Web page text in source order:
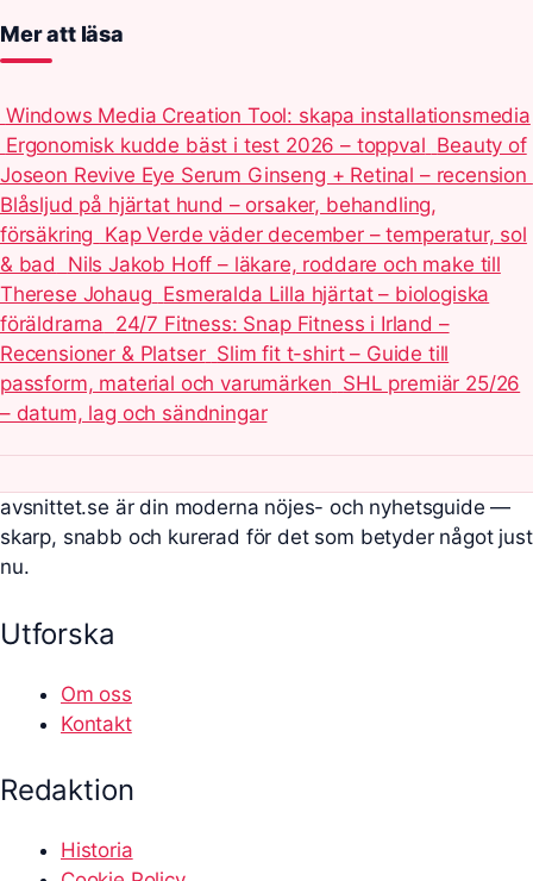
Mer att läsa
Windows Media Creation Tool: skapa installationsmedia
Ergonomisk kudde bäst i test 2026 – toppval Beauty of
Joseon Revive Eye Serum Ginseng + Retinal – recension
Blåsljud på hjärtat hund – orsaker, behandling,
försäkring Kap Verde väder december – temperatur, sol
& bad
Nils Jakob Hoff – läkare, roddare och make till
Therese Johaug Esmeralda Lilla hjärtat – biologiska
föräldrarna 24/7 Fitness: Snap Fitness i Irland –
Recensioner & Platser Slim fit t-shirt – Guide till
passform, material och varumärken SHL premiär 25/26
– datum, lag och sändningar
avsnittet.se är din moderna nöjes- och nyhetsguide —
skarp, snabb och kurerad för det som betyder något just
nu.
Utforska
Om oss
Kontakt
Redaktion
Historia